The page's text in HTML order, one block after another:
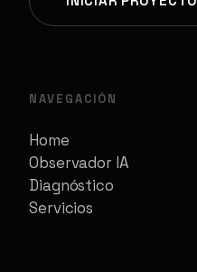
NAVEGACIÓN
Home
Observador IA
Diagnóstico
Servicios